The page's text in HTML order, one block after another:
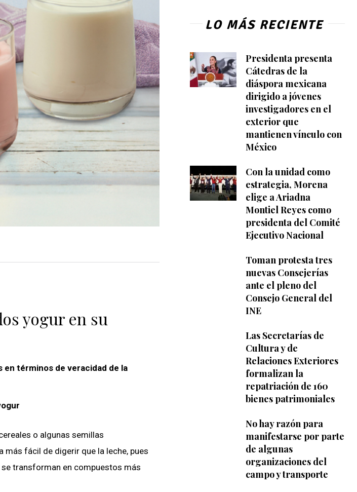
yogur en su
en términos de veracidad de la
o algunas semillas
más fácil de digerir que la leche, pues
transforman en compuestos más
LO MÁS RECIENTE
Presidenta presenta
Cátedras de la
diáspora mexicana
dirigido a jóvenes
investigadores en el
exterior que
mantienen vínculo con
México
Con la unidad como
estrategia, Morena
elige a Ariadna
Montiel Reyes como
presidenta del Comité
Ejecutivo Nacional
Toman protesta tres
nuevas Consejerías
ante el pleno del
Consejo General del
INE
Las Secretarías de
Cultura y de
Relaciones Exteriores
formalizan la
repatriación de 160
bienes patrimoniales
No hay razón para
manifestarse por parte
de algunas
organizaciones del
campo y transporte